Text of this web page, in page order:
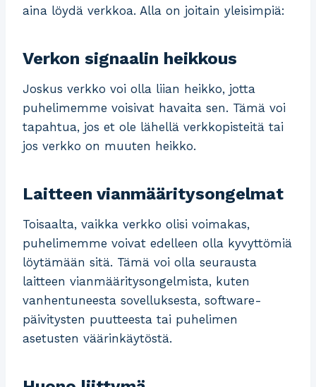
aina löydä verkkoa. Alla on joitain yleisimpiä:
Verkon signaalin heikkous
Joskus verkko voi olla liian heikko, jotta
puhelimemme voisivat havaita sen. Tämä voi
tapahtua, jos et ole lähellä verkkopisteitä tai
jos verkko on muuten heikko.
Laitteen vianmääritysongelmat
Toisaalta, vaikka verkko olisi voimakas,
puhelimemme voivat edelleen olla kyvyttömiä
löytämään sitä. Tämä voi olla seurausta
laitteen vianmääritysongelmista, kuten
vanhentuneesta sovelluksesta, software-
päivitysten puutteesta tai puhelimen
asetusten väärinkäytöstä.